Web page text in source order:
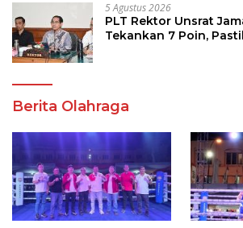
5 Agustus 2026
PLT Rektor Unsrat
Tekankan 7 Poin,
Berita Olahraga